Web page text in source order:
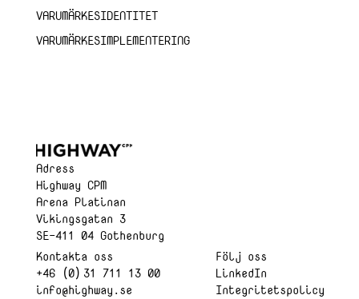
VARUMÄRKESIDENTITET
VARUMÄRKESIMPLEMENTERING
Adress
Highway CPM
Arena Platinan
Vikingsgatan 3
SE-411 04 Gothenburg
Kontakta oss
+46 (0) 31 711 13 00
info@highway.se
Följ oss
LinkedIn
Integritetspolicy